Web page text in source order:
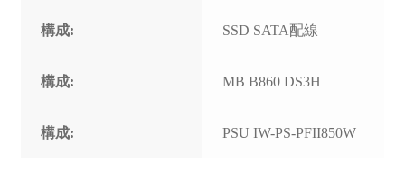
構成: SSD SATA配線
構成: MB B860 DS3H
構成: PSU IW-PS-PFII850W